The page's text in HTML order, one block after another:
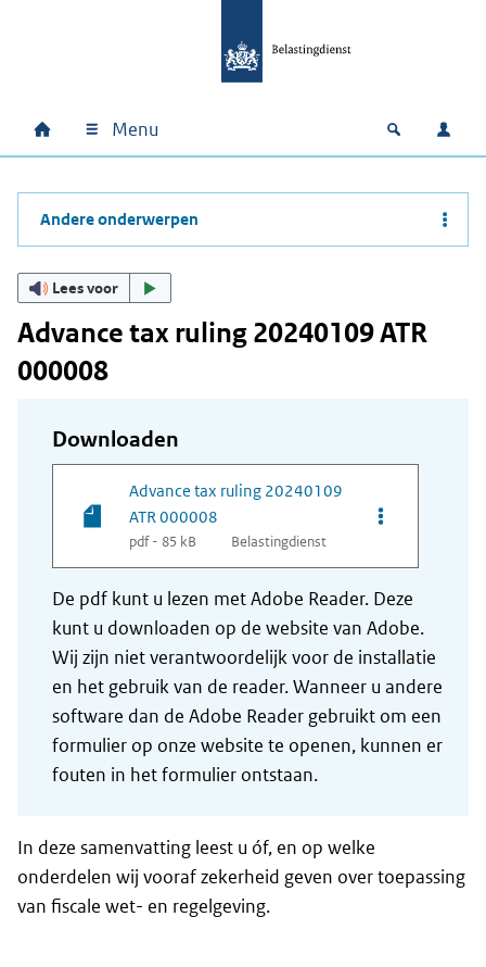
Hoofdnavigatie
Home Menu Open
Andere onderwerpen
Lees voor
Advance tax ruling 20240109 ATR
000008
Downloaden
Advance tax ruling 20240109
ATR 000008
pdf - 85 kB Belastingdienst
Opties van
De pdf kunt u lezen met Adobe Reader. Deze
kunt u downloaden op de website van Adobe.
Wij zijn niet verantwoordelijk voor de installatie
en het gebruik van de reader. Wanneer u andere
software dan de Adobe Reader gebruikt om een
formulier op onze website te openen, kunnen er
fouten in het formulier ontstaan.
In deze samenvatting leest u óf, en op welke
onderdelen wij vooraf zekerheid geven over toepassing
van fiscale wet- en regelgeving.